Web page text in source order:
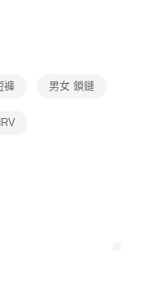
頁面顯示為準，若有關於
，請聯繫「AFTEE先享後付
support/home
先享後付」服務完成之交
褲 男女 鎖鏈